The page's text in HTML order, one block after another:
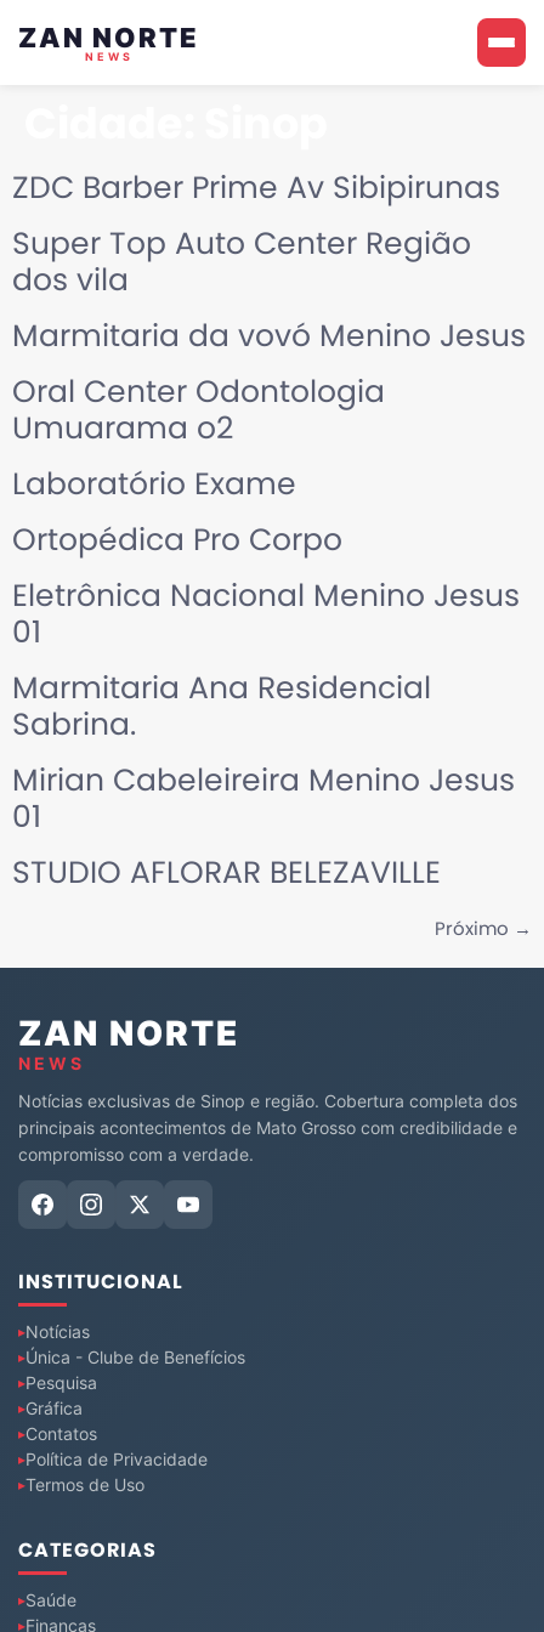
ZAN NORTE
NEWS
ZDC Barber Prime Av Sibipirunas
Super Top Auto Center Região
dos vila
Marmitaria da vovó Menino Jesus
Oral Center Odontologia
Umuarama o2
Laboratório Exame
Ortopédica Pro Corpo
Eletrônica Nacional Menino Jesus
01
Marmitaria Ana Residencial
Sabrina.
Mirian Cabeleireira Menino Jesus
01
STUDIO AFLORAR BELEZAVILLE
Próximo →
ZAN NORTE
NEWS
Notícias exclusivas de Sinop e região. Cobertura completa dos
principais acontecimentos de Mato Grosso com credibilidade e
compromisso com a verdade.
INSTITUCIONAL
Notícias
Única - Clube de Benefícios
Pesquisa
Gráfica
Contatos
Política de Privacidade
Termos de Uso
CATEGORIAS
Saúde
Finanças